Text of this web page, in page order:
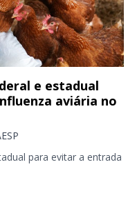
e estadual
aviária no
para evitar a entrada